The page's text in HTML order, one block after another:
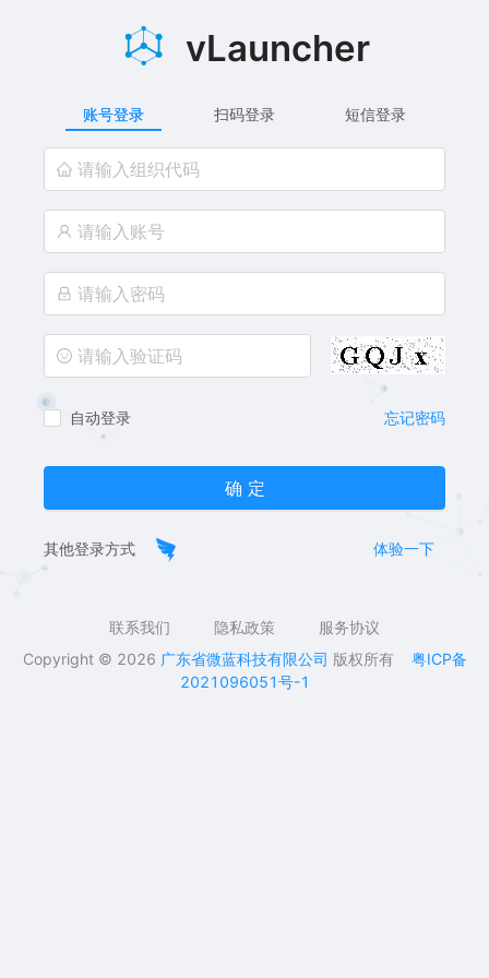
vLauncher
账号登录 扫码登录 短信登录
自动登录 忘记密码
确 定
其他登录方式 体验一下
联系我们 隐私政策
服务协议
Copyright © 2026 广东省微蓝科技有限公司 版权所有
粤ICP备
2021096051号-1